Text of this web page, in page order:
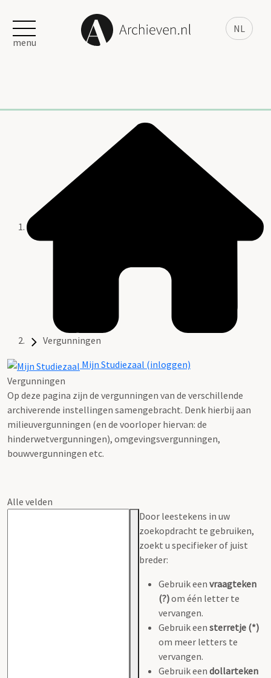
NL
menu
Vergunningen
Mijn Studiezaal (inloggen)
Vergunningen
Op deze pagina zijn de vergunningen van de verschillende
archiverende instellingen samengebracht. Denk hierbij aan
milieuvergunningen (en de voorloper hiervan: de
hinderwetvergunningen), omgevingsvergunningen,
bouwvergunningen etc.
Alle velden
Door leestekens in uw
zoekopdracht te gebruiken,
zoekt u specifieker of juist
breder:
Gebruik een vraagteken
(?)om één letter te
vervangen.
Gebruik een sterretje (*)
om meer letters te
vervangen.
Gebruik een dollarteken